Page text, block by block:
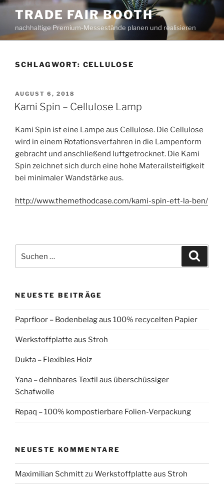
Zum
Inhalt
springen
TRADE FAIR BOOTH
nachhaltige Premium-Messestände planen und realisieren
SCHLAGWORT: CELLULOSE
VERÖFFENTLICHT
AM
AUGUST 6, 2018
Kami Spin – Cellulose Lamp
Kami Spin ist eine Lampe aus Cellulose. Die Cellulose
wird in einem Rotationsverfahren in die Lampenform
gebracht und anschließend luftgetrocknet. Die Kami
Spin zeichnet sich durch eine hohe Materailsteifigkeit
bei minimaler Wandstärke aus.
http://www.themethodcase.com/kami-spin-ett-la-ben/
nach:
NEUESTE BEITRÄGE
Paprfloor – Bodenbelag aus 100% recycelten Papier
Werkstoffplatte aus Stroh
Dukta – Flexibles Holz
Yana – dehnbares Textil aus überschüssiger
Schafwolle
Repaq – 100% kompostierbare Folien-Verpackung
NEUESTE KOMMENTARE
Maximilian Schmittzu Werkstoffplatte aus Stroh